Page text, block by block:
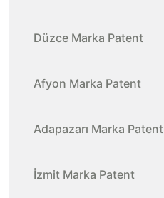
Düzce Marka Patent
Afyon Marka Patent
Adapazarı Marka Patent
İzmit Marka Patent